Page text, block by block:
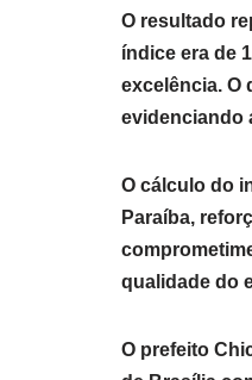
O resultado
índice era de
excelência. O
evidenciando
O cálculo do
Paraíba,
qualidade do
O prefeito